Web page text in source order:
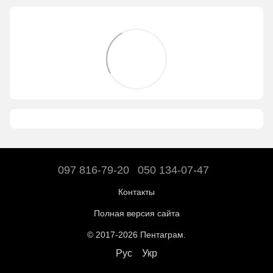
097 816-79-20 050 134-07-47
Контакты
Полная версия сайта
© 2017-2026 Пентаграм.
Рус Укр